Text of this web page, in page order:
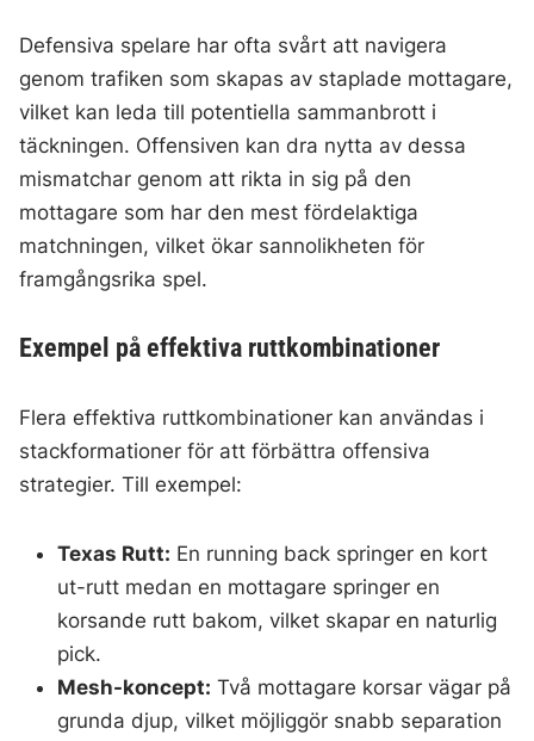
Defensiva spelare har ofta svårt att navigera
genom trafiken som skapas av staplade mottagare,
vilket kan leda till potentiella sammanbrott i
täckningen. Offensiven kan dra nytta av dessa
mismatchar genom att rikta in sig på den
mottagare som har den mest fördelaktiga
matchningen, vilket ökar sannolikheten för
framgångsrika spel.
Exempel på effektiva ruttkombinationer
Flera effektiva ruttkombinationer kan användas i
stackformationer för att förbättra offensiva
strategier. Till exempel:
Texas Rutt: En running back springer en kort
ut-rutt medan en mottagare springer en
korsande rutt bakom, vilket skapar en naturlig
pick.
Mesh-koncept: Två mottagare korsar vägar på
grunda djup, vilket möjliggör snabb separation